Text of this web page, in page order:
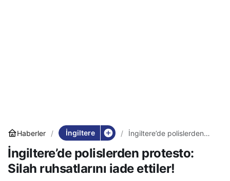
Haberler İngiltere
İngiltere’de polislerden
iade ettiler!
İngiltere’de polislerden protesto:
Silah ruhsatlarını iade ettiler!